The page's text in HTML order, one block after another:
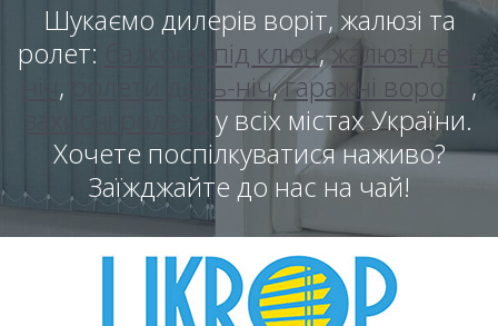
Шукаємо дилерів воріт, жалюзі та
ролет:
балкони під ключ,жалюзі день
, ролети день-ніч,гаражні ворота ,
у всіх містах України.
Хочете поспілкуватися наживо?
Заїжджайте до нас на чай!